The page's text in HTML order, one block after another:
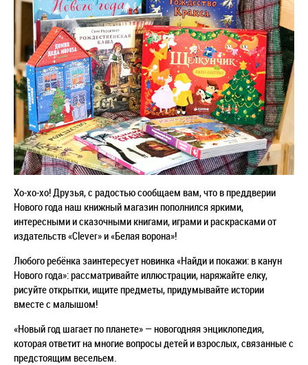
Хо-хо-хо! Друзья, с радостью сообщаем вам, что в преддверии
Нового года наш книжный магазин пополнился яркими,
интересными и сказочными книгами, играми и раскрасками от
издательств «Clever» и «Белая ворона»!
Любого ребёнка заинтересует новинка «Найди и покажи: в канун
Нового года»: рассматривайте иллюстрации, наряжайте елку,
рисуйте открытки, ищите предметы, придумывайте истории
вместе с малышом!
«Новый год шагает по планете» — новогодняя энциклопедия,
которая ответит на многие вопросы детей и взрослых, связанные с
предстоящим весельем.